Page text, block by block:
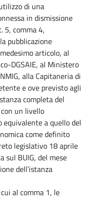
di una
in dismissione
5, comma 4,
pubblicazione
articolo, al
DGSAIE, al Ministero
alla Capitaneria di
e ove previsto agli
completa del
un livello
a quello del
come definito
legislativo 18 aprile
sul BUIG, del mese
dell’istanza
al comma 1, le